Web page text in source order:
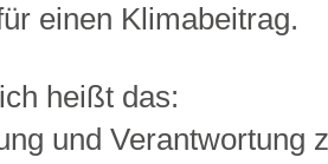
einen Klimabeitrag.
heißt das:
und Verantwortung